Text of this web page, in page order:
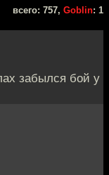
всего: 757, Goblin: 1
забылся бой у